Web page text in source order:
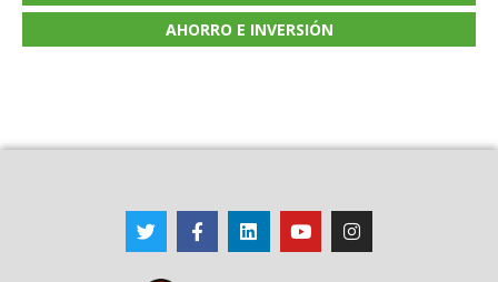
AHORRO E INVERSIÓN